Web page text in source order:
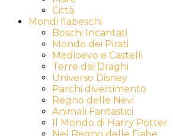
Città
Mondi fiabeschi
Boschi Incantati
Mondo dei Pirati
Medioevo e Castelli
Terre dei Draghi
Universo Disney
Parchi divertimento
Regno delle Nevi
Animali Fantastici
Il Mondo di Harry Potter